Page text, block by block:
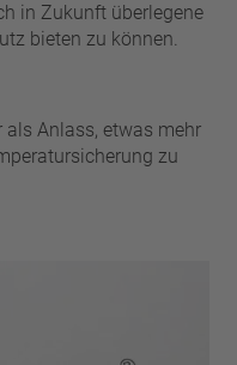
in Zukunft überlegene
bieten zu können.
als Anlass, etwas mehr
zu